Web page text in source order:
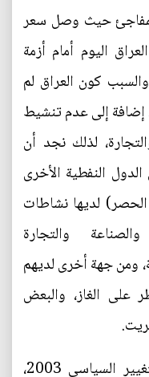
حيث وصل سعر
أصبح العراق اليوم أمام أزمة
كون العراق لم
إلى عدم تنشيط
لذلك نجد أن
الدول النفطية الأخرى
لديها نشاطات
والتجارة
ومن جهة أخرى لديهم
على الغاز، والبعض
في حين نجد أن العراق ومنذ التغيير السياسي 2003،